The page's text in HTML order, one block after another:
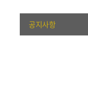
공지사항